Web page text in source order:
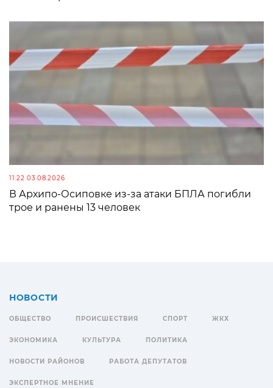
11:22 03.08.2026
В Архипо-Осиповке из-за атаки БПЛА погибли
трое и ранены 13 человек
НОВОСТИ
ОБЩЕСТВО ПРОИСШЕСТВИЯ СПОРТ ЖКХ
ЭКОНОМИКА КУЛЬТУРА ПОЛИТИКА
НОВОСТИ РАЙОНОВ РАБОТА ДЕПУТАТОВ
ЭКСПЕРТНОЕ МНЕНИЕ